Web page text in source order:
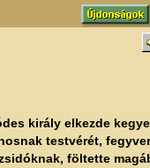
király elkezde
testvérét,
föltette